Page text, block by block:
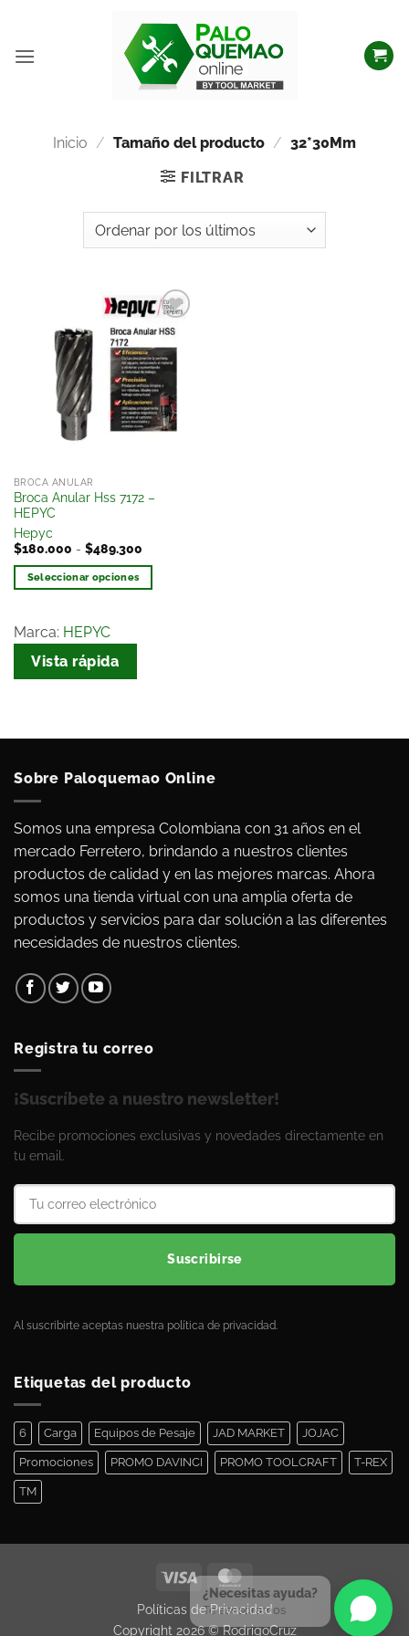
Inicio / Tamaño del producto / 32*30Mm
FILTRAR
Añadir
a la
lista
deseos
BROCA ANULAR
Broca Anular Hss 7172 –
HEPYC
Hepyc
$180.000 - $489.300
Seleccionar opciones
Marca: HEPYC
Vista rápida
Sobre Paloquemao Online
Somos una empresa Colombiana con 31 años en el
mercado Ferretero, brindando a nuestros clientes
productos de calidad y en las mejores marcas. Ahora
somos una tienda virtual con una amplia oferta de
productos y servicios para dar solución a las diferentes
necesidades de nuestros clientes.
Registra tu correo
¡Suscríbete a nuestro newsletter!
Recibe promociones exclusivas y novedades directamente en
tu email.
Suscribirse
Al suscribirte aceptas nuestra política de privacidad.
Etiquetas del producto
6 Carga Equipos de Pesaje JAD MARKET JOJAC
Promociones PROMO DAVINCI PROMO TOOLCRAFT T-REX
TM
Políticas de Privacidad
Copyright 2026 ©RodrigoCruz
¿Necesitas ayuda?
Te asesoramos